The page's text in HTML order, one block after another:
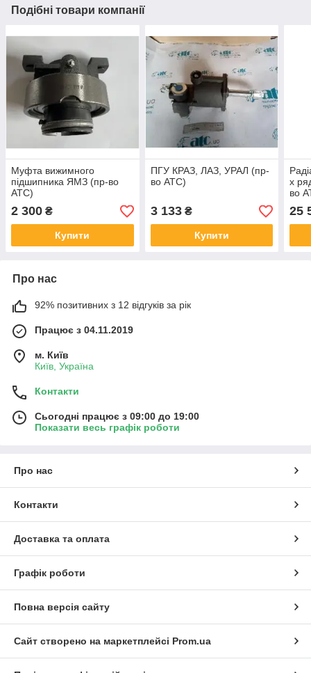
Подібні товари компанії
Муфта вижимного
підшипника ЯМЗ (пр-во
ATC)
2 300 ₴
Купити
ПГУ КРАЗ, ЛАЗ, УРАЛ (пр-
во ATC)
3 133₴
Купити
х
во
25
Про нас
92% позитивних з 12 відгуків за рік
Працює з 04.11.2019
м. Київ
Київ, Україна
Контакти
Сьогодні працює з 09:00 до 19:00
Показати весь графік роботи
Про нас
Контакти
Доставка та оплата
Графік роботи
Повна версія сайту
Сайт створено на маркетплейсі Prom.ua